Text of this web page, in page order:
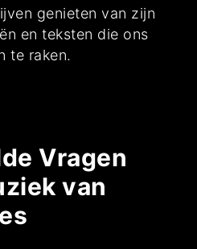
genieten van zijn
en teksten die ons
te raken.
Vragen
van